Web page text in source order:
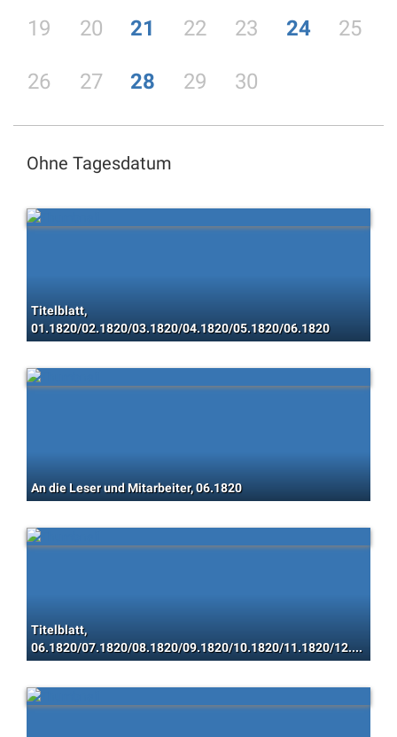
19 20 21 22 23 24 25
26 27 28 29 30
Ohne Tagesdatum
Titelblatt,
01.1820/02.1820/03.1820/04.1820/05.1820/06.1820
An die Leser und Mitarbeiter, 06.1820
Titelblatt,
06.1820/07.1820/08.1820/09.1820/10.1820/11.1820/12.1820